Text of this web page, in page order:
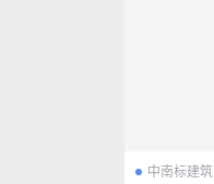
中南标建筑